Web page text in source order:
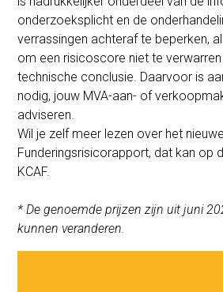
onderzoeksplicht en de
verrassingen achteraf te beperken,
om een risicoscore niet te
technische conclusie. Daarvoor is
nodig, jouw MVA-aan- of
adviseren.
Wil je zelf meer lezen over het nieuwe
Funderingsrisicorapport, dat kan op
KCAF.
* De genoemde prijzen zijn uit juni
kunnen veranderen.